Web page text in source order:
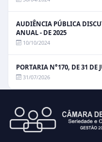
AUDIÊNCIA PÚBLICA
ANUAL - DE 2025
10/10/2024
PORTARIA N°170, DE 31 DE
31/07/2026